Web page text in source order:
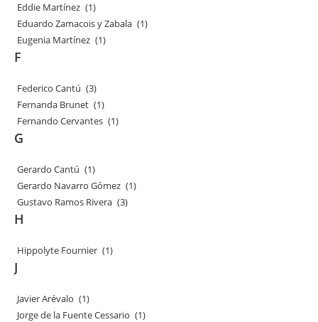
Eddie Martínez (1)
Eduardo Zamacois y Zabala (1)
Eugenia Martínez (1)
F
Federico Cantú (3)
Fernanda Brunet (1)
Fernando Cervantes (1)
G
Gerardo Cantú (1)
Gerardo Navarro Gómez (1)
Gustavo Ramos Rivera (3)
H
Hippolyte Fournier (1)
J
Javier Arévalo (1)
Jorge de la Fuente Cessario (1)